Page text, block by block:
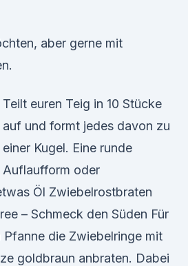
aber gerne mit
Teilt euren Teig in 10 Stücke
auf und formt jedes davon zu
einer Kugel. Eine runde
Auflaufform oder
Öl Zwiebelrostbraten
– Schmeck den Süden Für
die Zwiebelringe mit
goldbraun anbraten. Dabei